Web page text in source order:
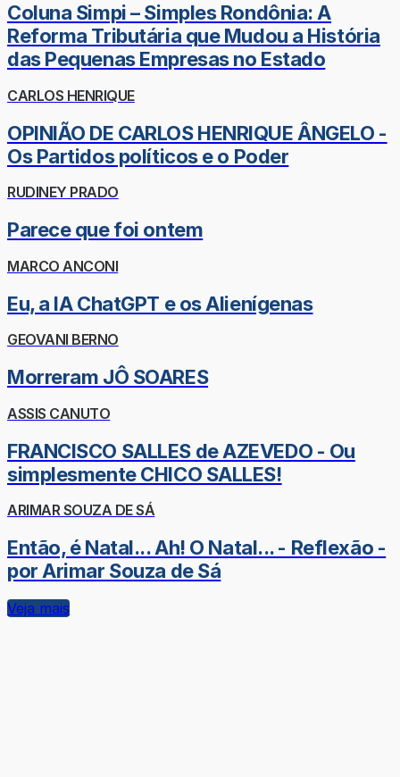
Coluna Simpi – Simples Rondônia: A
Reforma Tributária que Mudou a História
das Pequenas Empresas no Estado
CARLOS HENRIQUE
OPINIÃO DE CARLOS HENRIQUE ÂNGELO -
Os Partidos políticos e o Poder
RUDINEY PRADO
Parece que foi ontem
MARCO ANCONI
Eu, a IA ChatGPT e os Alienígenas
GEOVANI BERNO
Morreram JÔ SOARES
ASSIS CANUTO
FRANCISCO SALLES de AZEVEDO - Ou
simplesmente CHICO SALLES!
ARIMAR SOUZA DE SÁ
Então, é Natal... Ah! O Natal... - Reflexão -
por Arimar Souza de Sá
Veja mais